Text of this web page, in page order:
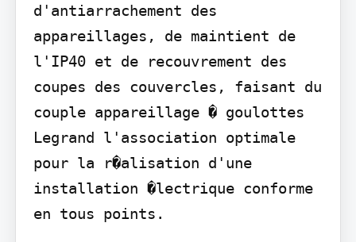
d'antiarrachement des
appareillages, de maintient de
l'IP40 et de recouvrement des
coupes des couvercles, faisant du
couple appareillage � goulottes
Legrand l'association optimale
pour la r�alisation d'une
installation �lectrique conforme
en tous points.